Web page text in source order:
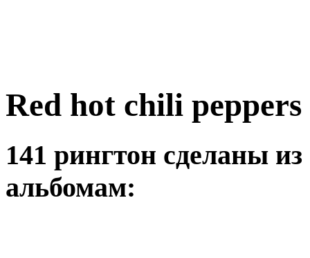
Red hot chili peppers
141 рингтон сделаны
альбомам: